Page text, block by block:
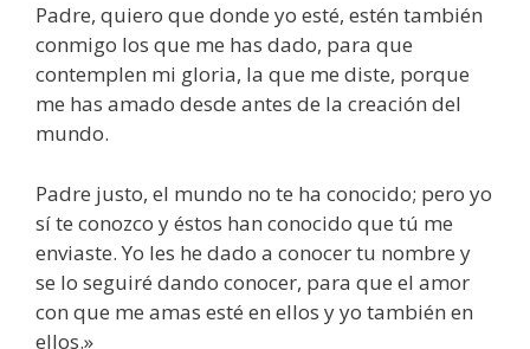
Padre, quiero que donde yo esté, estén también
conmigo los que me has dado, para que
contemplen mi gloria, la que me diste, porque
me has amado desde antes de la creación del
mundo.
Padre justo, el mundo no te ha conocido; pero yo
sí te conozco y éstos han conocido que tú me
enviaste. Yo les he dado a conocer tu nombre y
se lo seguiré dando conocer, para que el amor
con que me amas esté en ellos y yo también en
ellos.»